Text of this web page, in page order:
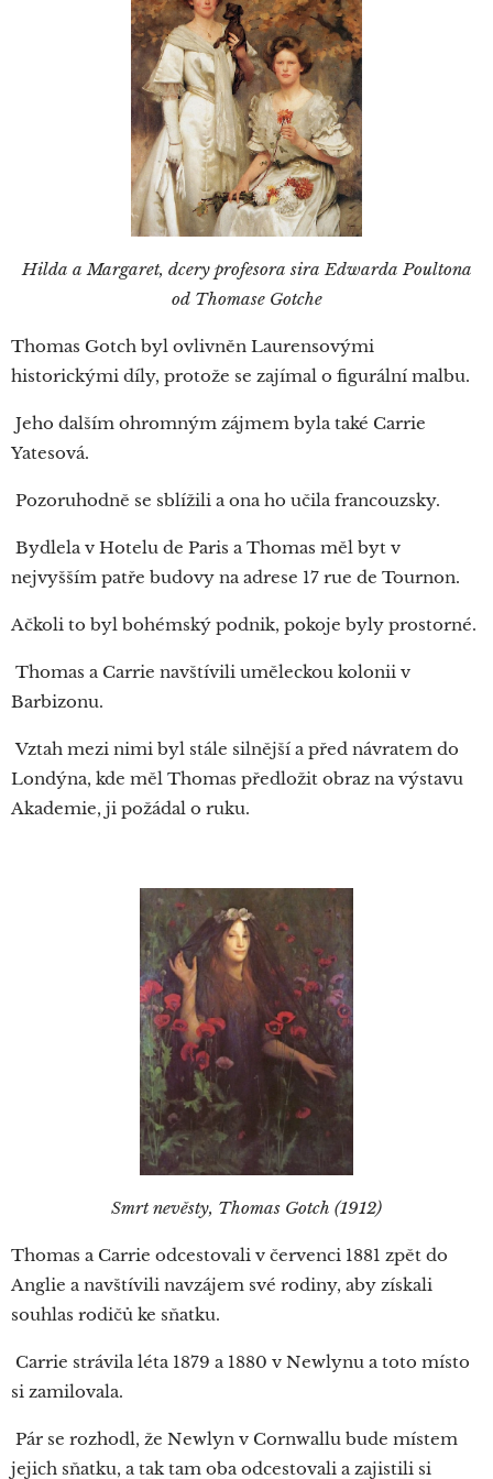
Hilda a Margaret, dcery profesora sira Edwarda Poultona
od Thomase Gotche
Thomas Gotch byl ovlivněn Laurensovými
historickými díly, protože se zajímal o figurální malbu.
Jeho dalším ohromným zájmem byla také Carrie
Yatesová.
Pozoruhodně se sblížili a ona ho učila francouzsky.
Bydlela v Hotelu de Paris a Thomas měl byt v
nejvyšším patře budovy na adrese 17 rue de Tournon.
Ačkoli to byl bohémský podnik, pokoje byly prostorné.
Thomas a Carrie navštívili uměleckou kolonii v
Barbizonu.
Vztah mezi nimi byl stále silnější a před návratem do
Londýna, kde měl Thomas předložit obraz na výstavu
Akademie, ji požádal o ruku.
Smrt nevěsty, Thomas Gotch (1912)
Thomas a Carrie odcestovali v červenci 1881 zpět do
Anglie a navštívili navzájem své rodiny, aby získali
souhlas rodičů ke sňatku.
Carrie strávila léta 1879 a 1880 v Newlynu a toto místo
si zamilovala.
Pár se rozhodl, že Newlyn v Cornwallu bude místem
jejich sňatku, a tak tam oba odcestovali a zajistili si